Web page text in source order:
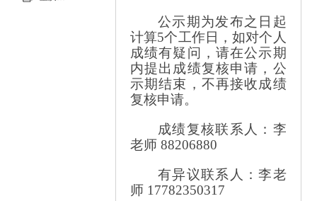
公示期为发布之日起
计算5个工作日，如对个人
成绩有疑问，请在公示期
内提出成绩复核申请，公
示期结束，不再接收成绩
复核申请。
成绩复核联系人：李
老师 88206880
有异议联系人：李老
师 17782350317